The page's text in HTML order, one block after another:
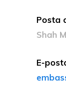
Posta
Shah
E-